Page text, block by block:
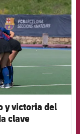
y victoria del
clave